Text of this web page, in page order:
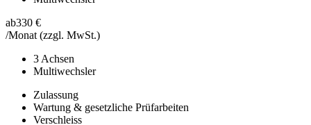
ab330 €
/Monat (zzgl. MwSt.)
3 Achsen
Multiwechsler
Zulassung
Wartung & gesetzliche Prüfarbeiten
Verschleiss